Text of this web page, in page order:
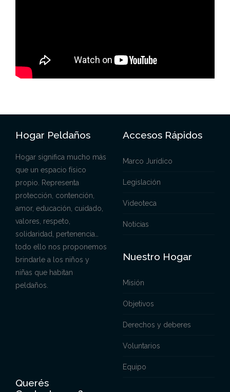
Hogar Peldaños
Hogar significa mucho más
que un espacio físico
propio. Representa
protección, contención,
amor, educación, cuidado,
valores, respeto,
solidaridad, pertenencia…
todo ello nos proponemos
brindarle a los niños y
niñas que habitan
peldaños.
Accesos Rápidos
Marco Jurídico
Legislación
Videoteca
Noticias
Nuestro Hogar
Misión
Objetivos
Derechos y deberes
Voluntarios
Equipo
Querés